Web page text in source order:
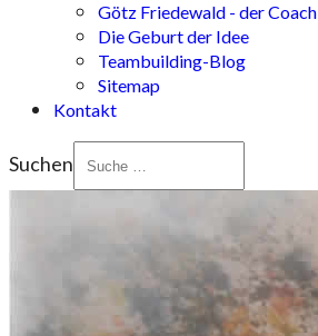
Götz Friedewald - der Coach
Die Geburt der Idee
Teambuilding-Blog
Sitemap
Kontakt
Suchen